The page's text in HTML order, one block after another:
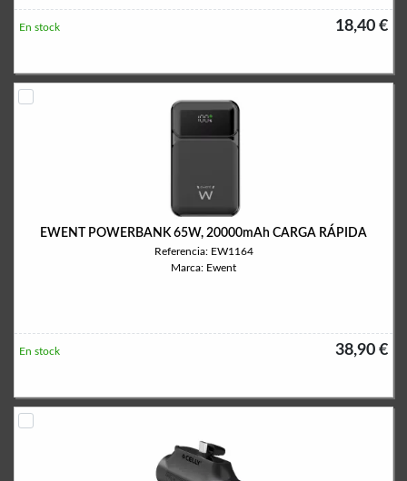
18,40 €
En stock
EWENT POWERBANK 65W, 20000mAh CARGA RÁPIDA
Referencia: EW1164
Marca: Ewent
38,90 €
En stock